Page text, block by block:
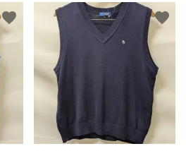
favorite favorite